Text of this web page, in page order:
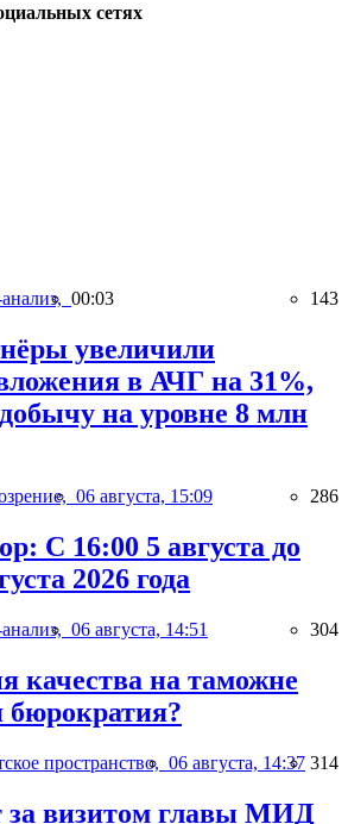
сетях
00:03 143
увеличили
в АЧГ на 31%,
на уровне 8 млн
06 августа, 15:09 286
С 16:00 5 августа до
2026 года
06 августа, 14:51 304
качества на таможне
бюрократия?
пространство, 06 августа, 14:37 314
за визитом главы МИД